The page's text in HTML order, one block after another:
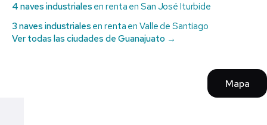
4 naves industriales en renta en San José Iturbide
3 naves industriales en renta en Valle de Santiago
Ver todas las ciudades de Guanajuato →
Mapa